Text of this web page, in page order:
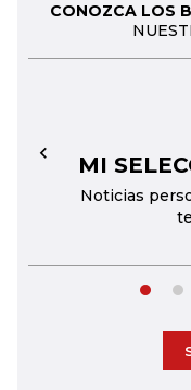
CONOZCA LOS
MI
Noticias
←